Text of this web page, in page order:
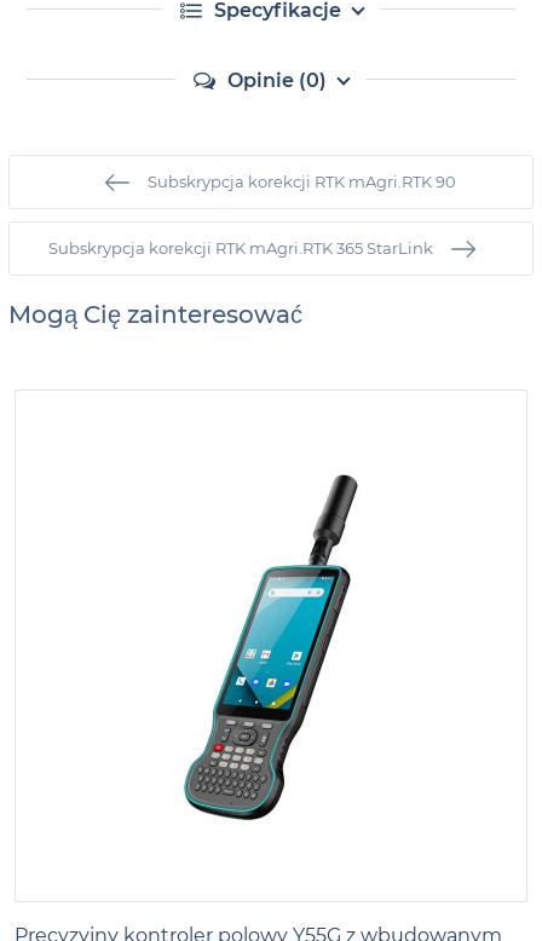
Specyfikacje
Opinie (0)
Subskrypcja korekcji RTK mAgri.RTK 90
Subskrypcja korekcji RTK mAgri.RTK 365 StarLink
Mogą Cię zainteresować
Precyzyjny kontroler polowy Y55G z wbudowanym